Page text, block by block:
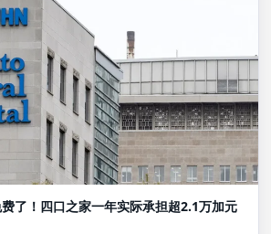
了！四口之家一年实际承担超2.1万加元